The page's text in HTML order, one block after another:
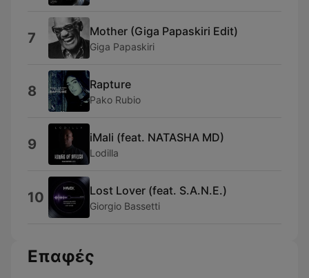
7 Mother (Giga Papaskiri Edit)
Giga Papaskiri
8 Rapture
Pako Rubio
9 iMali (feat. NATASHA MD)
Lodilla
10 Lost Lover (feat. S.A.N.E.)
Giorgio Bassetti
Επαφές